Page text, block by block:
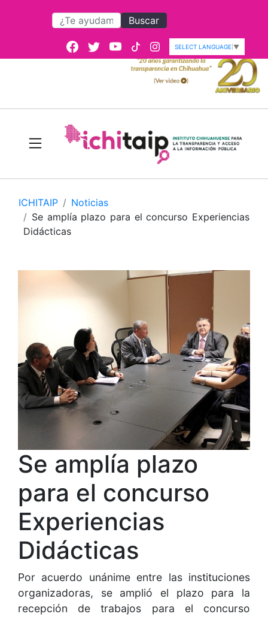
Buscar
SELECT LANGUAGE ▼
ICHITAIP
Noticias
Se amplía plazo para el concurso Experiencias
Didácticas
Se amplía plazo
para el concurso
Experiencias
Didácticas
Por acuerdo unánime entre las instituciones
organizadoras, se amplió el plazo para la
recepción de trabajos para el concurso